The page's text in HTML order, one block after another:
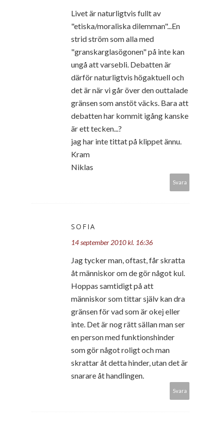
Livet är naturligtvis fullt av
"etiska/moraliska dilemman"...En
strid ström som alla med
"granskarglasögonen" på inte kan
ungå att varsebli. Debatten är
därför naturligtvis högaktuell och
det är när vi går över den outtalade
gränsen som anstöt väcks. Bara att
debatten har kommit igång kanske
är ett tecken...?
jag har inte tittat på klippet ännu.
Kram
Niklas
Svara
SOFIA
14 september 2010 kl. 16:36
Jag tycker man, oftast, får skratta
åt människor om de gör något kul.
Hoppas samtidigt på att
människor som tittar själv kan dra
gränsen för vad som är okej eller
inte. Det är nog rätt sällan man ser
en person med funktionshinder
som gör något roligt och man
skrattar åt detta hinder, utan det är
snarare åt handlingen.
Svara